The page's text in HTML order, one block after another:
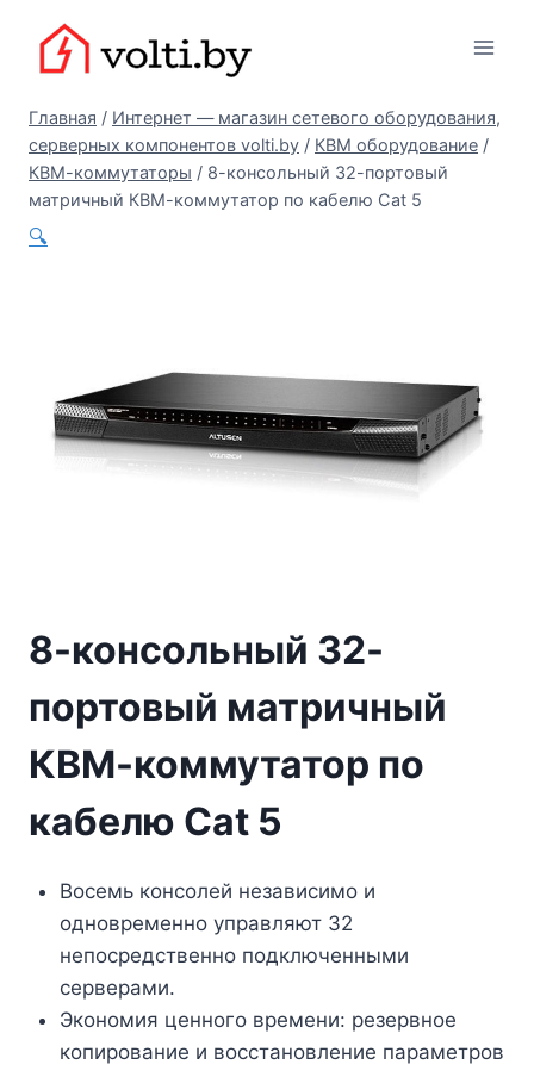
содержимому
Главная / Интернет — магазин сетевого оборудования,
серверных компонентов volti.by / КВМ оборудование /
КВМ-коммутаторы / 8-консольный 32-портовый
матричный КВМ-коммутатор по кабелю Cat 5
🔍
8-консольный 32-
портовый матричный
КВМ-коммутатор по
кабелю Cat 5
Восемь консолей независимо и
одновременно управляют 32
непосредственно подключенными
серверами.
Экономия ценного времени: резервное
копирование и восстановление параметров